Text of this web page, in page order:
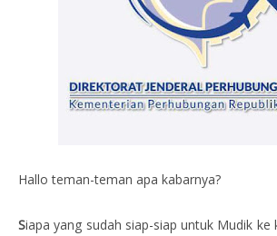
Hallo teman-teman apa kabarnya?
Siapa yang sudah siap-siap untuk Mudik ke